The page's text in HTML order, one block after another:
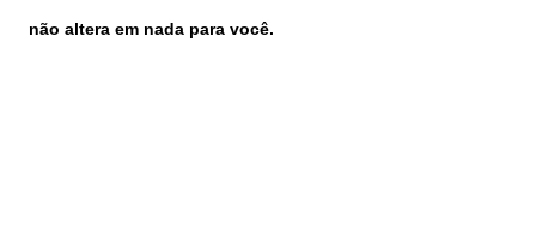
não altera em nada para você.